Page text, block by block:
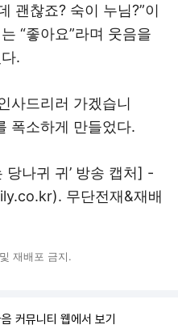
괜찮죠? 숙이 누님?”이
“좋아요”라며 웃음을
.
사드리러 가겠습니
폭소하게 만들었다.
당나귀 귀’ 방송 캡처] -
). 무단전재&재배
재배포 금지.
커뮤니티 웹에서 보기